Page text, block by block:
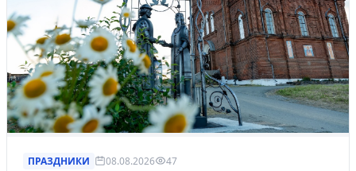
ПРАЗДНИКИ 08.08.2026 47